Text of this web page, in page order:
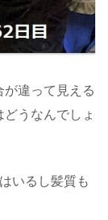
違って見える
うなんでしょ
いるし髪質も